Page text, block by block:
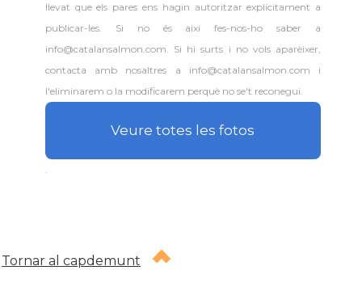
llevat que els pares ens hagin autoritzar explícitament a
publicar-les. Si no és així fes-nos-ho saber a
info@catalansalmon.com. Si hi surts i no vols aparèixer,
contacta amb nosaltres a info@catalansalmon.com i
l'eliminarem o la modificarem perquè no se't reconegui.
Veure totes les fotos
Tornar al capdemunt